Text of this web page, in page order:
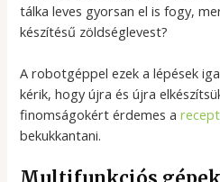
tálka leves gyorsan el is fogy,
készítésű zöldséglevest?
A robotgéppel ezek a lépések
kérik, hogy újra és újra
finomságokért érdemes a
bekukkantani.